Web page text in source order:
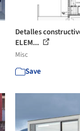
Detalles
ELEM...
Misc
Save